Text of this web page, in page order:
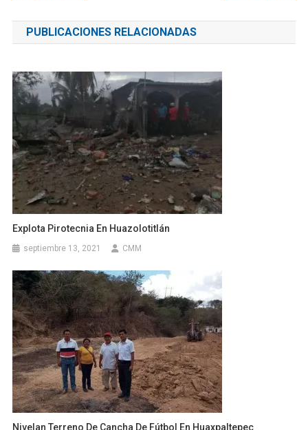
de
entradas
PUBLICACIONES RELACIONADAS
Explota Pirotecnia En Huazolotitlán
septiembre 13, 2021 CMM
Nivelan Terreno De Cancha De Fútbol En Huaxpaltepec